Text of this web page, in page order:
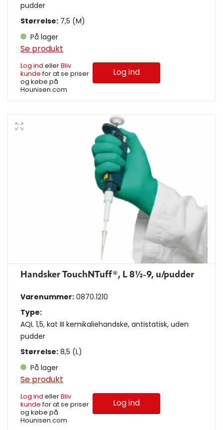
pudder
Størrelse: 7,5 (M)
På lager
Se produkt
Log ind ellerBliv
kundefor at se priser
og købe på
Hounisen.com
Log ind
Handsker TouchNTuff®, L 8½-9, u/pudder
Varenummer: 0870.1210
Type:
AQL 1,5, kat III kemikaliehandske, antistatisk, uden
pudder
Størrelse: 8,5 (L)
På lager
Se produkt
Log ind ellerBliv
kundefor at se priser
og købe på
Hounisen.com
Log ind